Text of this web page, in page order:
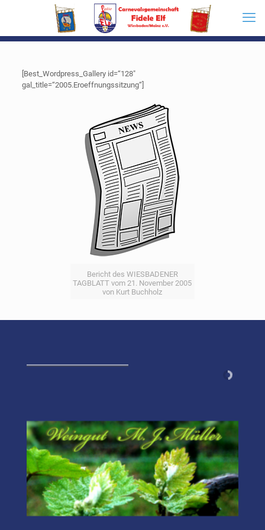
[Best_Wordpress_Gallery id=“128″
gal_title=“2005.Eroeffnungssitzung“]
Bericht des WIESBADENER
TAGBLATT vom 21. November 2005
von Kurt Buchholz